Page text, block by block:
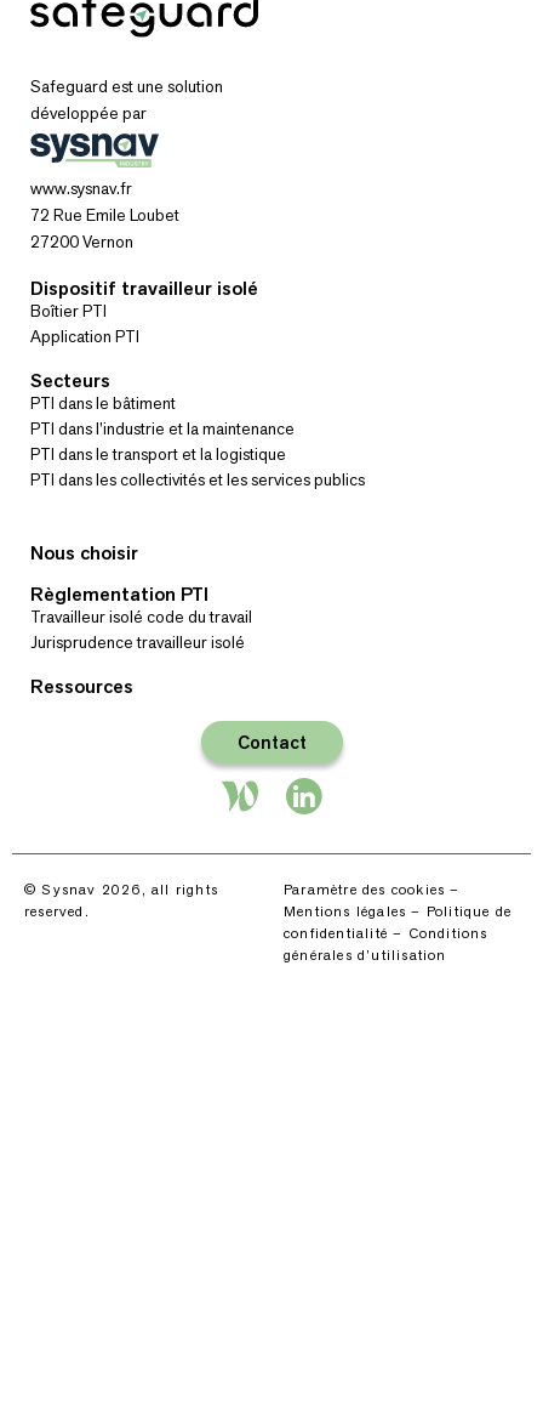
Safeguard est une solution
développée par
www.sysnav.fr
72 Rue Emile Loubet
27200 Vernon
Dispositif travailleur isolé
Boîtier PTI
Application PTI
Secteurs
PTI dans le bâtiment
PTI dans l’industrie et la maintenance
PTI dans le transport et la logistique
PTI dans les collectivités et les services publics
Nous choisir
Règlementation PTI
Travailleur isolé code du travail
Jurisprudence travailleur isolé
Ressources
Contact
© Sysnav 2026, all rights
reserved.
Paramètre des cookies –
Mentions légales – Politique de
confidentialité – Conditions
générales d’utilisation